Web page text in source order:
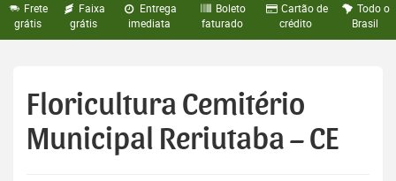
Frete
grátis
Faixa
grátis
Entrega
imediata
Boleto
faturado
Cartão de
crédito
Todo o
Brasil
Floricultura Cemitério
Municipal Reriutaba – CE